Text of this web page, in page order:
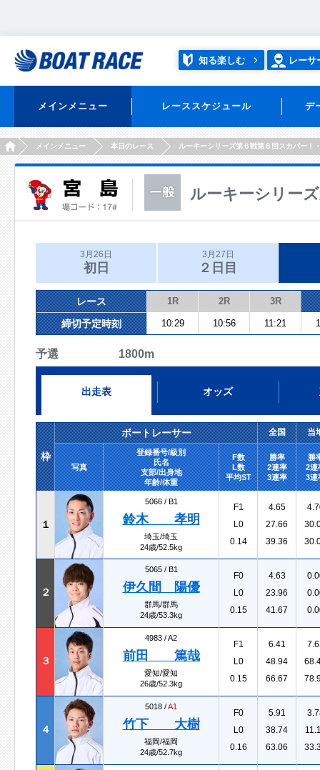
知る楽しむ レーサ
メインメニュー レーススケジュール デ
HOMEメインメニュー 本日のレース ルーキーシリーズ第６戦第８回スカパー！
ルーキーシリー
3月26日
初日
3月27日
２日目
レース 1R 2R 3R
締切予定時刻 10:29 10:56 11:21
予選 1800m
出走表 オッズ
枠
ボートレーサー 全国 当
写真
登録番号/級別
氏名
支部/出身地
年齢/体重
F数
L数
平均ST
勝率
2連率
3連率
勝
2連
3連
１
5066 / B1
鈴木 孝明
埼玉/埼玉
24歳/52.5kg
F1
L0
0.14
4.65
27.66
39.36
２
5065 / B1
伊久間 陽優
群馬/群馬
24歳/53.3kg
F0
L0
0.15
4.63
23.96
41.67
３
4983 /A2
前田 篤哉
愛知/愛知
26歳/52.3kg
F1
L0
0.15
6.41
48.94
66.67
４
5018 /A1
竹下 大樹
福岡/福岡
24歳/52.7kg
F0
L0
0.16
5.91
38.74
63.06